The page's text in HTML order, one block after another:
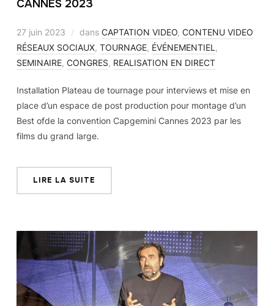
CANNES 2023
27 juin 2023 dans CAPTATION VIDEO, CONTENU VIDEO
RÉSEAUX SOCIAUX, TOURNAGE, ÉVÉNEMENTIEL ,
SEMINAIRE, CONGRES, REALISATION EN DIRECT
Installation Plateau de tournage pour interviews et mise en
place d’un espace de post production pour montage d’un
Best ofde la convention Capgemini Cannes 2023 par les
films du grand large.
LIRE LA SUITE